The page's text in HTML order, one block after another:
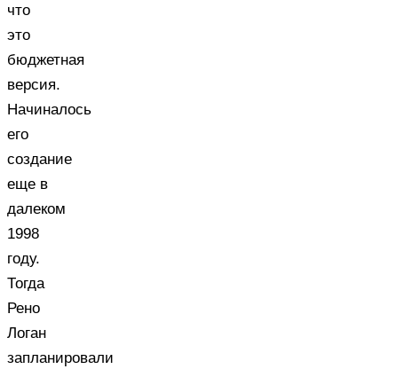
что
это
бюджетная
версия.
Начиналось
его
создание
еще в
далеком
1998
году.
Тогда
Рено
Логан
запланировали